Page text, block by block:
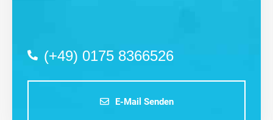
(+49) 0175 8366526
E-Mail Senden